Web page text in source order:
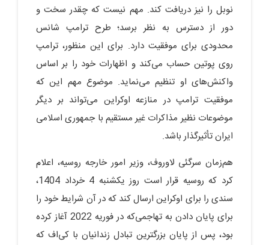
نوبل را نیز دریافت کند. مهم نیست که چقدر سخت و
دور از دسترس به نظر برسد؛ طرح ترامپ شانس
محدودی برای موفقیت دارد. برای این منظور، ترامپ
روی پوتین حساب می‌کند و اظهارات خود را بر اساس
واکنش‌های او تنظیم می‌نماید. موضوع مهم این که
موفقیت ترامپ در منازعه اوکراین می‌تواند بر دیگر
موضوعات نظیر مذاکرات غیر مستقیم با جمهوری اسلامی
ایران تأثیرگذار باشد.
هم‌زمان سرگئی لاوروف، وزیر امور خارجه روسیه، اعلام
کرد که روسیه قرار است روز یکشنبه 4 خرداد 1404،
سندی را برای اوکراین ارسال کند که در آن شرایط خود را
برای پایان دادن به تهاجمی‌که در فوریه 2022 آغاز کرده
بود، پس از پایان بزرگترین تبادل زندانیان با کی‌اف که